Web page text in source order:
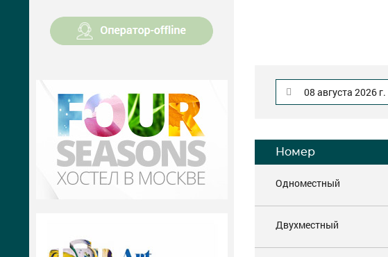
08 августа 2026 г.
Номер
Одноместный
Двухместный